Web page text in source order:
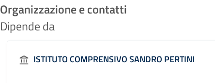
Organizzazione e contatti
Dipende da
ISTITUTO COMPRENSIVO SANDRO PERTINI